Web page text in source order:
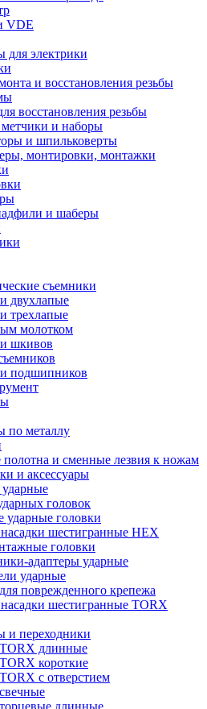
VDE
электрики
и восстановления резьбы
восстановления резьбы
и наборы
и шпильковерты
монтировки, монтажки
и шаберы
съемники
двухлапые
трехлапые
молотком
шкивов
подшипников
металлу
и сменные лезвия к ножам
и аксессуары
головок
ударные головки
шестигранные HEX
головки
адаптеры ударные
ударные
поврежденного крепежа
шестигранные TORX
и переходники
длинные
короткие
с отверстием
длинные